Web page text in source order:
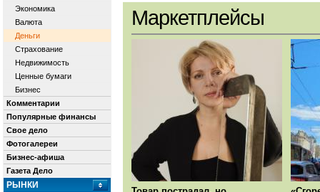
Экономика
Валюта
Деньги
Страхование
Недвижимость
Ценные бумаги
Бизнес
Комментарии
Популярные финансы
Свое дело
Фотогалереи
Бизнес-афиша
Газета Дело
РЫНКИ
Маркетплейсы